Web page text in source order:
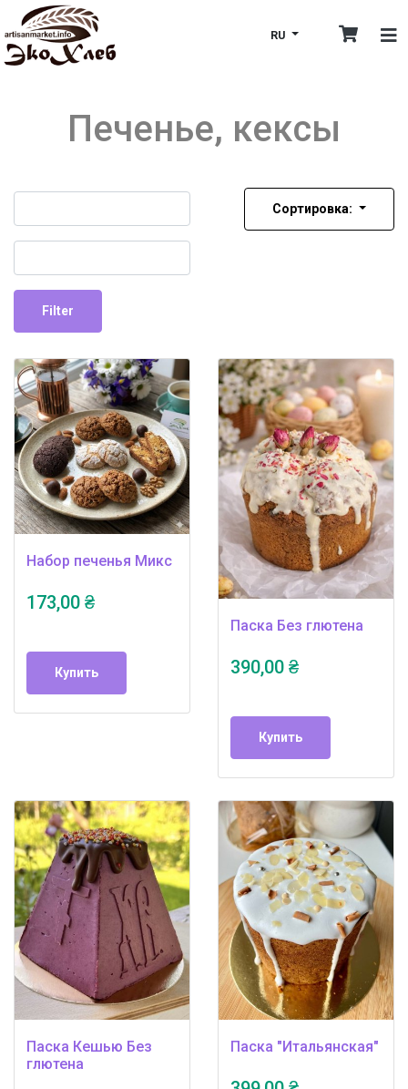
RU
Печенье, кексы
Filter
Сортировка:
Набор печенья Микс
173,00 ₴
Купить
Паска Без глютена
390,00 ₴
Купить
Паска Кешью Без
глютена
Паска "Итальянская"